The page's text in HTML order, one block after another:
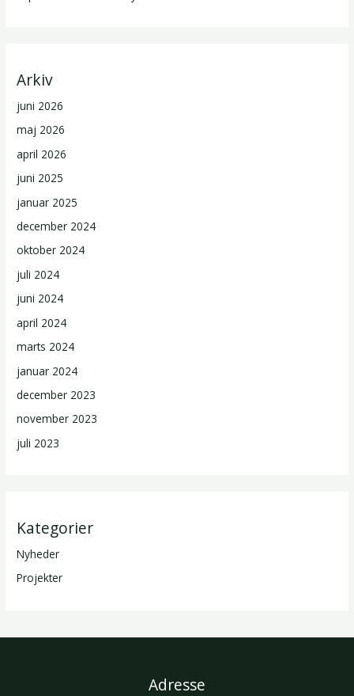
Arkiv
juni 2026
maj 2026
april 2026
juni 2025
januar 2025
december 2024
oktober 2024
juli 2024
juni 2024
april 2024
marts 2024
januar 2024
december 2023
november 2023
juli 2023
Kategorier
Nyheder
Projekter
Adresse